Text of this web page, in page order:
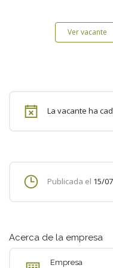
Ver vacante
La vacante ha
Publicada el 15/
Acerca de la empresa
Empresa